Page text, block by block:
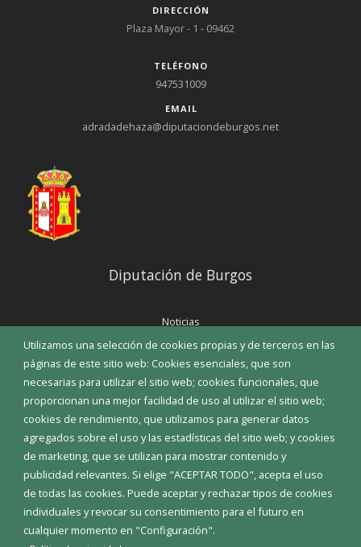
Utilizamos una selección de cookies propias y de terceros en las
páginas de este sitio web: Cookies esenciales, que son
necesarias para utilizar el sitio web; cookies funcionales, que
proporcionan una mejor facilidad de uso al utilizar el sitio web;
cookies de rendimiento, que utilizamos para generar datos
agregados sobre el uso y las estadísticas del sitio web; y cookies
de marketing, que se utilizan para mostrar contenido y
publicidad relevantes. Si elige "ACEPTAR TODO", acepta el uso
de todas las cookies. Puede aceptar y rechazar tipos de cookies
individuales y revocar su consentimiento para el futuro en
cualquier momento en "Configuración".
DIRECCIÓN
Plaza Mayor - 1 - 09462
TELÉFONO
947531009
EMAIL
adradadehaza@diputaciondeburgos.net
Diputación de Burgos
Noticias
Eventos
Corporación Municipal
Teléfonos de interés
INICIAR SESIÓN
MAPA WEB